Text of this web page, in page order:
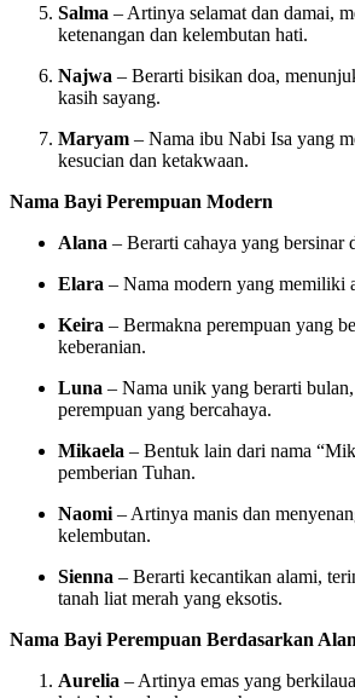
Salma – Artinya selamat dan damai,
ketenangan dan kelembutan hati.
Najwa – Berarti bisikan doa,
kasih sayang.
Maryam – Nama ibu Nabi Isa yang
kesucian dan ketakwaan.
Nama Bayi Perempuan Modern
Alana – Berarti cahaya yang bersinar
Elara – Nama modern yang memiliki
Keira – Bermakna perempuan yang
keberanian.
Luna – Nama unik yang berarti
perempuan yang bercahaya.
Mikaela – Bentuk lain dari nama
pemberian Tuhan.
Naomi – Artinya manis dan
kelembutan.
Sienna – Berarti kecantikan alami,
tanah liat merah yang eksotis.
Nama Bayi Perempuan Berdasarkan
Aurelia – Artinya emas yang